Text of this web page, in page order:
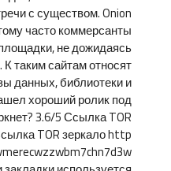
с существом. Onion
часто коммерсанты
не дожидаясь
таким сайтам относят
данных, библиотеки и
хороший ролик под
3.6/5 Ссылка TOR
TOR зеркало http